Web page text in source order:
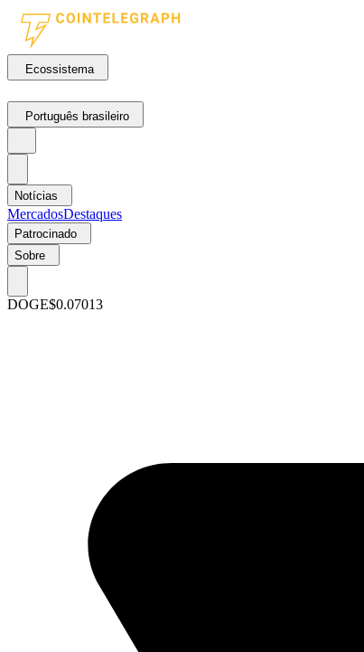
Ecossistema
Português brasileiro
Notícias
MercadosDestaques
Patrocinado
Sobre
DOGE$0.07013